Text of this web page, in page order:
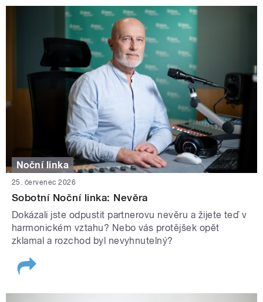
Noční linka
25. červenec 2026
Sobotní Noční linka: Nevěra
Dokázali jste odpustit partnerovu nevěru a žijete teď v
harmonickém vztahu? Nebo vás protějšek opět
zklamal a rozchod byl nevyhnutelný?